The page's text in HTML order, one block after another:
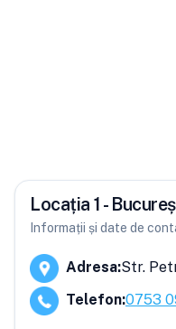
Locația 1 -
Informații și date de
Adresa:Str.
Telefon:0753